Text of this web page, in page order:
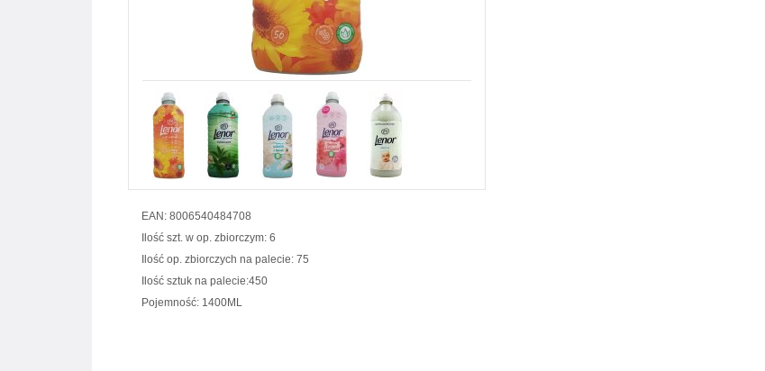
EAN: 8006540484708
Ilość szt. w op. zbiorczym: 6
Ilość op. zbiorczych na palecie: 75
Ilość sztuk na palecie:450
Pojemność: 1400ML